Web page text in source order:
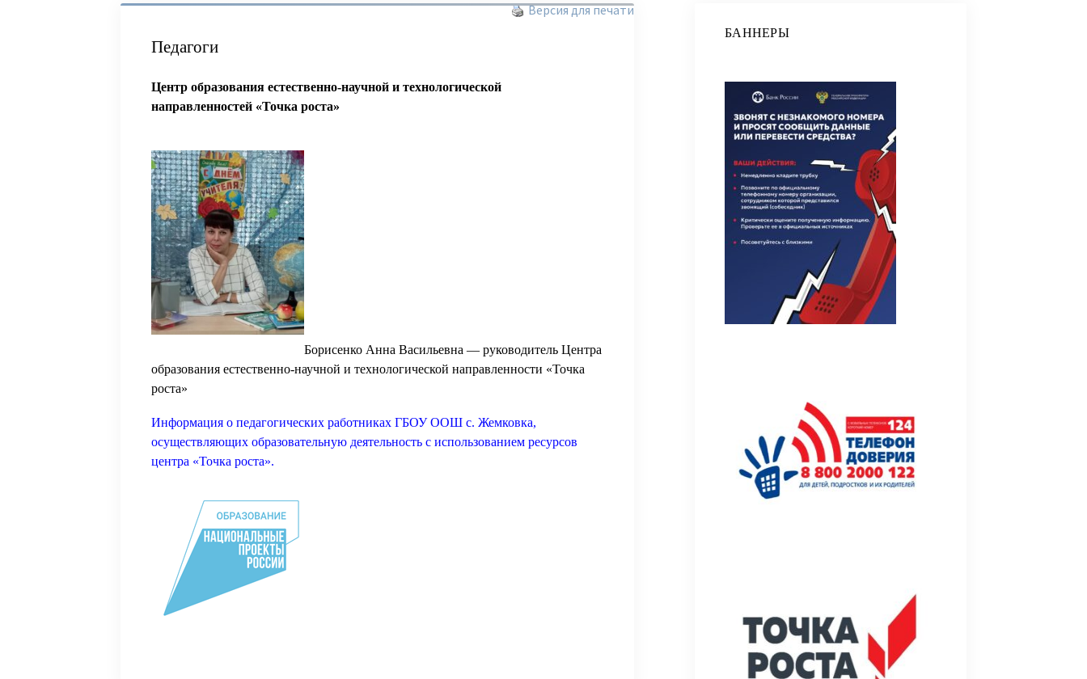
БАННЕРЫ
Версия для печати
Педагоги
Центр образования естественно-научной и технологической
направленностей «Точка роста»
Борисенко Анна Васильевна — руководитель Центра
образования естественно-научной и технологической направленности «Точка
роста»
Информация о педагогических работниках ГБОУ ООШ с. Жемковка,
осуществляющих образовательную деятельность с использованием ресурсов
центра «Точка роста».